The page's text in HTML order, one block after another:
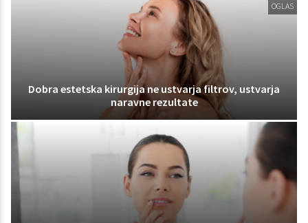
OGLAS
Dobra estetska kirurgija ne ustvarja filtrov, ustvarja
naravne rezultate